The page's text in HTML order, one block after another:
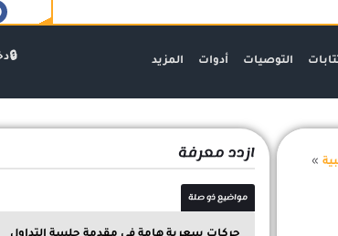
التوصيات أدوات المزيد
»
ازدد معرفة
مواضيع ذو صلة